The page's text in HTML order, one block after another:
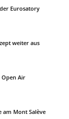
Eurosatory
weiter aus
Open Air
am Mont Salève